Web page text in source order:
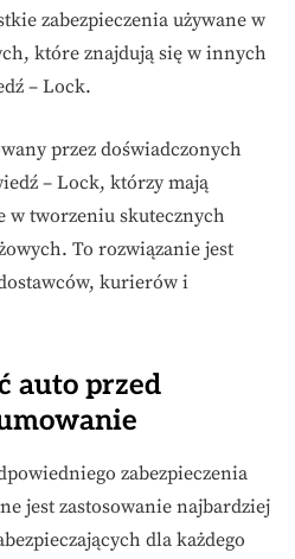
zabezpieczenia używane w
które znajdują się w innych
– Lock.
przez doświadczonych
– Lock, którzy mają
w tworzeniu skutecznych
To rozwiązanie jest
kurierów i
auto przed
zabezpieczenia
jest zastosowanie najbardziej
dla każdego